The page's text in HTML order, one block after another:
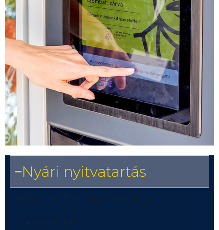
Nyári nyitvatartás
2026. június 15-től augusztus 30-ig:
hétfő: 12-18